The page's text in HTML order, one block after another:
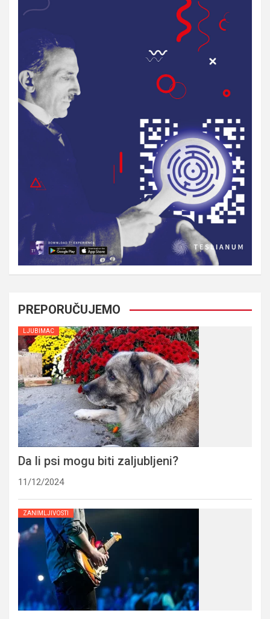
PREPORUČUJEMO
LJUBIMAC
Da li psi mogu biti zaljubljeni?
11/12/2024
ZANIMLJIVOSTI